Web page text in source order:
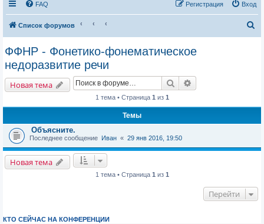
FAQ Вход
Регистрация
Список форумов
о
ФФНР - Фонетико-фонематическое
недоразвитие речи
Новая тема Поиск
1 тема • Страница 1 из 1
Темы
Объясните.
Последнее сообщение Иван « 29 янв 2016, 19:50
Новая тема
1 тема • Страница 1 из 1
Перейти
КТО СЕЙЧАС НА КОНФЕРЕНЦИИ